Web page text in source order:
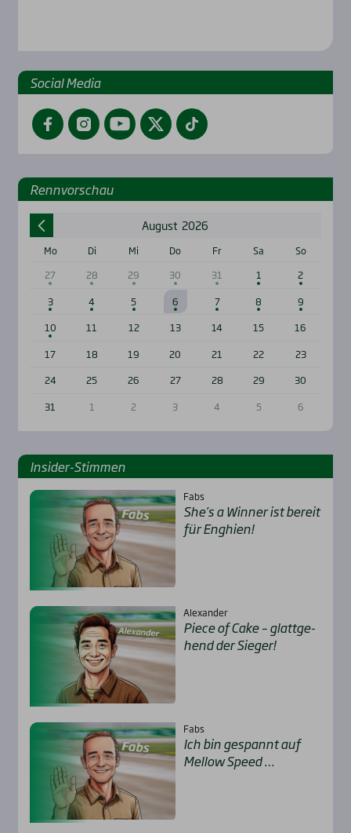
Social Media
FacebookInstagramYouTubeTwitterTikTok
Renn­vor­schau
August 2026
Mo Di Mi Do Fr Sa
So
27
28 29 30 31 1
2
3
4 5 6 7 8
9
10
11 12 13 14 15
16
17
18 19 20 21 22
23
24
25 26 27 28 29
30
31
1 2 3 4 5 6
Insi­der-Stim­men
Fabs
She’s a Win­ner ist bereit
für Eng­hien!
Alexander
Pie­ce of Cake – glatt­ge­
hend der Sie­ger!
Fabs
Ich bin gespannt auf
Mel­low Speed …